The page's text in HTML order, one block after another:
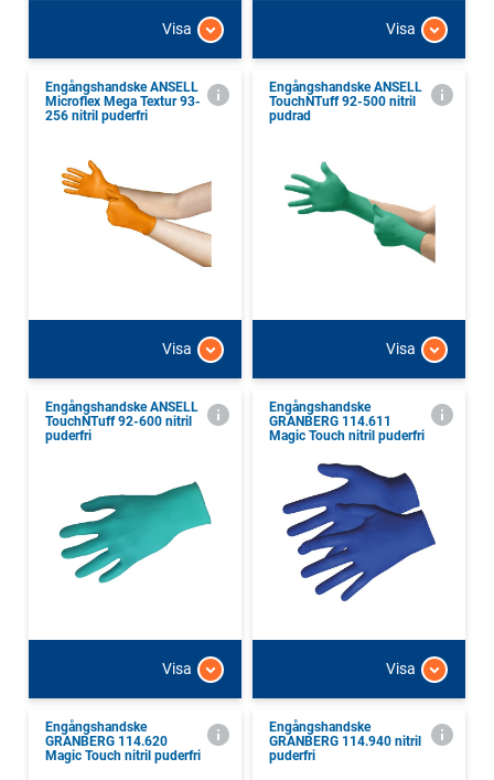
Visa Visa
Engångshandske ANSELL
Microflex Mega Textur 93-
256 nitril puderfri
Visa
Engångshandske ANSELL
TouchNTuff 92-500 nitril
pudrad
Visa
Engångshandske ANSELL
TouchNTuff 92-600 nitril
puderfri
Visa
Engångshandske
GRANBERG 114.611
Magic Touch nitril puderfri
Visa
Engångshandske
GRANBERG 114.620
Magic Touch nitril puderfri
Engångshandske
GRANBERG 114.940 nitril
puderfri